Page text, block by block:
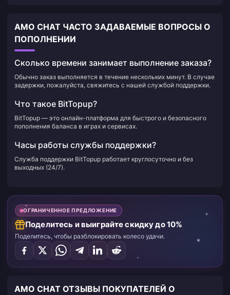
AMO CHAT ЧАСТО ЗАДАВАЕМЫЕ ВОПРОСЫ О
ПОПОЛНЕНИИ
Сколько времени занимает выполнение заказа?
Обычно заказ выполняется в течение нескольких минут. В случае
задержки, пожалуйста, свяжитесь с нашей службой поддержки.
Что такое BitTopup?
BitTopup — это онлайн-платформа для быстрого и безопасного
пополнения баланса в играх и сервисах.
Часы работы службы поддержки?
Служба поддержки BitTopup работает круглосуточно и без
выходных (24/7).
ОГРАНИЧЕННОЕ ПРЕДЛОЖЕНИЕ
Поделитесь и выиграйте скидку до 10%
Поделитесь, чтобы разблокировать колесо удачи.
AMO CHAT ОТЗЫВЫ ПОКУПАТЕЛЕЙ О